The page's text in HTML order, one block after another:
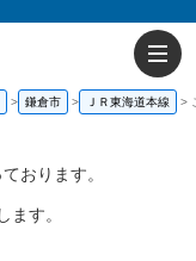
鎌倉市 ＪＲ東海道本線
おります。
ます。